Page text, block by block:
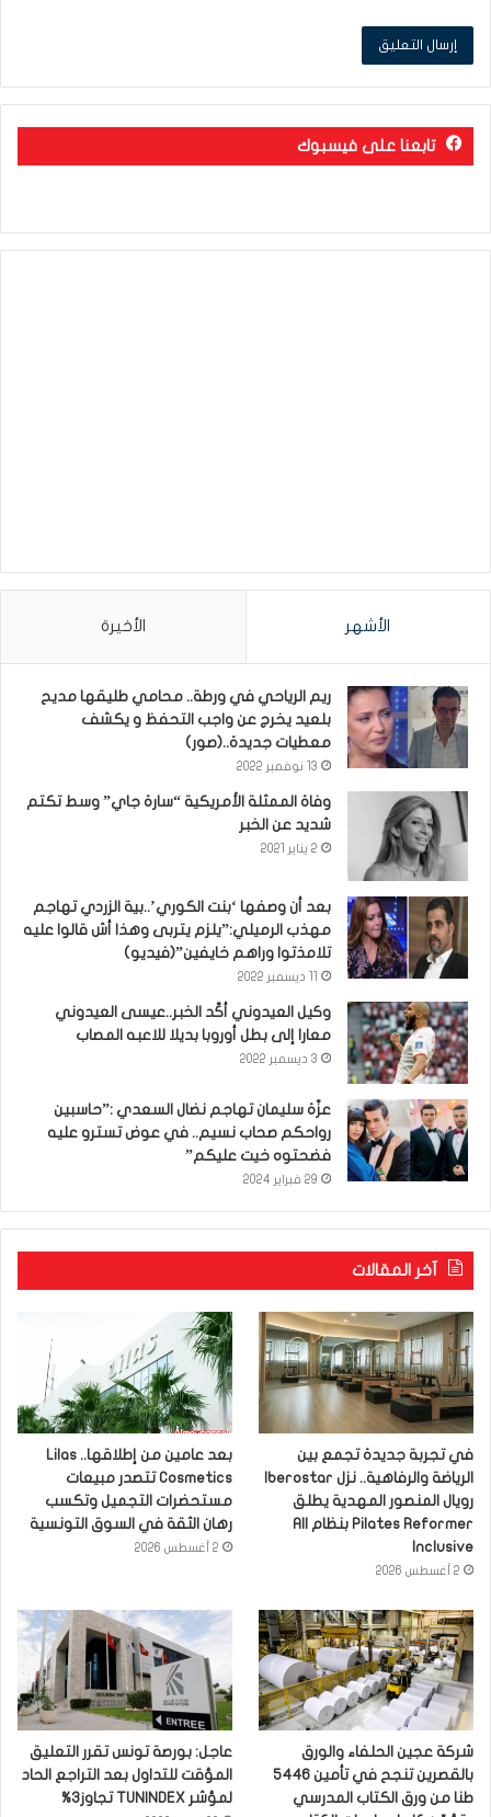
تابعنا على فيسبوك
الأشهر الأخيرة
ريم الرياحي في ورطة.. محامي طليقها مديح
بلعيد يخرج عن واجب التحفظ و يكشف
معطيات جديدة..(صور)
13 نوفمبر 2022
وفاة الممثلة الأمريكية “سارة جاي” وسط تكتم
شديد عن الخبر
2 يناير 2021
بعد أن وصفها ‘بنت الكوري’..بية الزردي تهاجم
مهذب الرميلي:”يلزم يتربى وهذا أش قالوا عليه
تلامذتوا وراهم خايفين”(فيديو)
وكيل العيدوني أكّد الخبر..عيسى العيدوني
معارا إلى بطل أوروبا بديلا للاعبه المصاب
3 ديسمبر 2022
عزّة سليمان تهاجم نضال السعدي :”حاسبين
رواحكم صحاب نسيم.. في عوض تسترو عليه
فضحتوه خيت عليكم”
29 فبراير 2024
آخر المقالات
في تجربة جديدة تجمع بين
رويال المنصور المهدية يطلق
Pilates Reformer بنظام All
Inclusive
2 أغسطس 2026
بعد عامين من إطلاقها.. Lilas
Cosmetics تتصدر مبيعات
مستحضرات التجميل وتكسب
رهان الثقة في السوق التونسية
2 أغسطس 2026
شركة عجين الحلفاء والورق
بالقصرين تنجح في تأمين 5446
طنا من ورق الكتاب المدرسي
عاجل: بورصة تونس تقرر التعليق
المؤقت للتداول بعد التراجع الحاد
لمؤشر TUNINDEX تجاوز3%